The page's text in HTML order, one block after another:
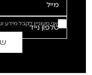
אני מעוניין לקבל מידע